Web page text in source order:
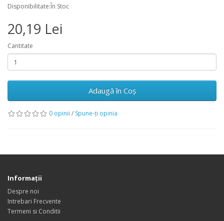
Disponibilitate:În Stoc
20,19 Lei
Cantitate
Adaugă în Coş
0 opinii / Spune-ţi opinia
Informaţii
Despre noi
Intrebari Frecvente
Termeni si Conditii